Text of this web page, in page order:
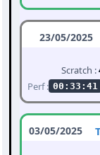
23/05/2025
Scratch :
Perf : 00:33:41
03/05/2025